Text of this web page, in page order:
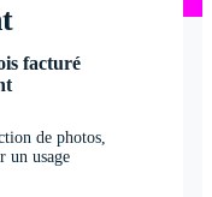
facturé
de photos,
un usage